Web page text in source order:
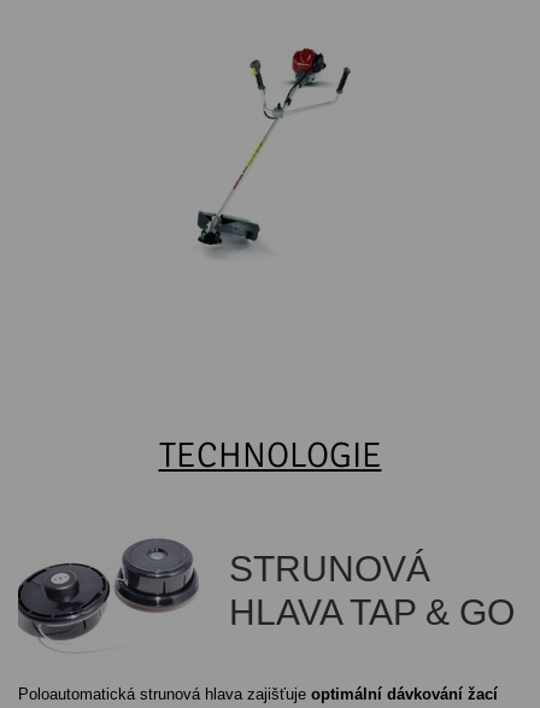
TECHNOLOGIE
STRUNOVÁ
HLAVA TAP & GO
Poloautomatická strunová hlava zajišťuje optimální dávkování žací